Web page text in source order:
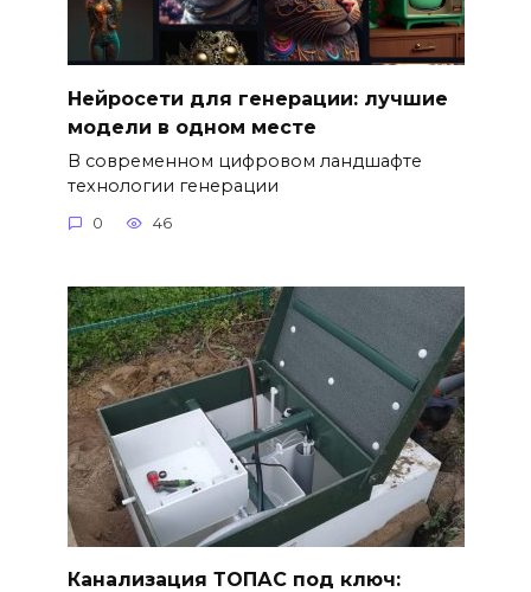
Нейросети для генерации: лучшие
модели в одном месте
В современном цифровом ландшафте
технологии генерации
0 46
Канализация ТОПАС под ключ: